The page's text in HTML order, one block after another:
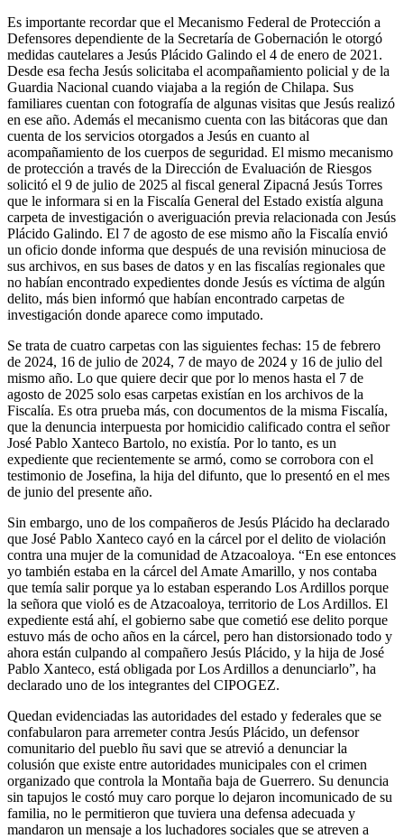
Es importante recordar que el Mecanismo Federal de Protección a
Defensores dependiente de la Secretaría de Gobernación le otorgó
medidas cautelares a Jesús Plácido Galindo el 4 de enero de 2021.
Desde esa fecha Jesús solicitaba el acompañamiento policial y de la
Guardia Nacional cuando viajaba a la región de Chilapa. Sus
familiares cuentan con fotografía de algunas visitas que Jesús realizó
en ese año. Además el mecanismo cuenta con las bitácoras que dan
cuenta de los servicios otorgados a Jesús en cuanto al
acompañamiento de los cuerpos de seguridad. El mismo mecanismo
de protección a través de la Dirección de Evaluación de Riesgos
solicitó el 9 de julio de 2025 al fiscal general Zipacná Jesús Torres
que le informara si en la Fiscalía General del Estado existía alguna
carpeta de investigación o averiguación previa relacionada con Jesús
Plácido Galindo. El 7 de agosto de ese mismo año la Fiscalía envió
un oficio donde informa que después de una revisión minuciosa de
sus archivos, en sus bases de datos y en las fiscalías regionales que
no habían encontrado expedientes donde Jesús es víctima de algún
delito, más bien informó que habían encontrado carpetas de
investigación donde aparece como imputado.
Se trata de cuatro carpetas con las siguientes fechas: 15 de febrero
de 2024, 16 de julio de 2024, 7 de mayo de 2024 y 16 de julio del
mismo año. Lo que quiere decir que por lo menos hasta el 7 de
agosto de 2025 solo esas carpetas existían en los archivos de la
Fiscalía. Es otra prueba más, con documentos de la misma Fiscalía,
que la denuncia interpuesta por homicidio calificado contra el señor
José Pablo Xanteco Bartolo, no existía. Por lo tanto, es un
expediente que recientemente se armó, como se corrobora con el
testimonio de Josefina, la hija del difunto, que lo presentó en el mes
de junio del presente año.
Sin embargo, uno de los compañeros de Jesús Plácido ha declarado
que José Pablo Xanteco cayó en la cárcel por el delito de violación
contra una mujer de la comunidad de Atzacoaloya. “En ese entonces
yo también estaba en la cárcel del Amate Amarillo, y nos contaba
que temía salir porque ya lo estaban esperando Los Ardillos porque
la señora que violó es de Atzacoaloya, territorio de Los Ardillos. El
expediente está ahí, el gobierno sabe que cometió ese delito porque
estuvo más de ocho años en la cárcel, pero han distorsionado todo y
ahora están culpando al compañero Jesús Plácido, y la hija de José
Pablo Xanteco, está obligada por Los Ardillos a denunciarlo”, ha
declarado uno de los integrantes del CIPOGEZ.
Quedan evidenciadas las autoridades del estado y federales que se
confabularon para arremeter contra Jesús Plácido, un defensor
comunitario del pueblo ñu savi que se atrevió a denunciar la
colusión que existe entre autoridades municipales con el crimen
organizado que controla la Montaña baja de Guerrero. Su denuncia
sin tapujos le costó muy caro porque lo dejaron incomunicado de su
familia, no le permitieron que tuviera una defensa adecuada y
mandaron un mensaje a los luchadores sociales que se atreven a